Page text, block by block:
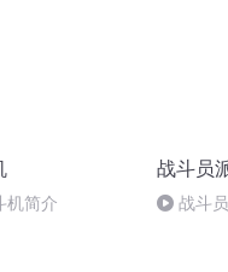
机简介
战斗员
战斗